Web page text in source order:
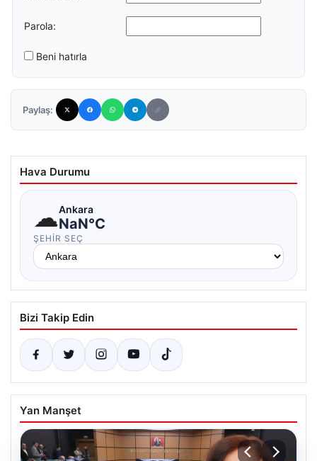
Parola:
Beni hatırla
Paylaş:
Hava Durumu
☁Ankara
NaN°C
ŞEHIR SEÇ
Bizi Takip Edin
Yan Manşet